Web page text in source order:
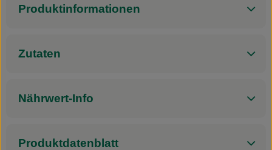
Produktinformationen
Zutaten
Nährwert-Info
Produktdatenblatt